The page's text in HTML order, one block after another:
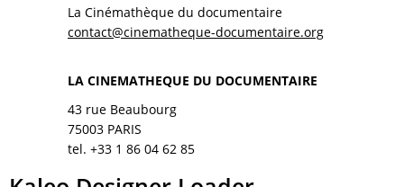
La Cinémathèque du documentaire
contact@cinematheque-documentaire.org
LA CINEMATHEQUE DU DOCUMENTAIRE
43 rue Beaubourg
75003 PARIS
tel. +33 1 86 04 62 85